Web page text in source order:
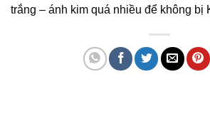
trắng – ánh kim quá nhiều để không bị